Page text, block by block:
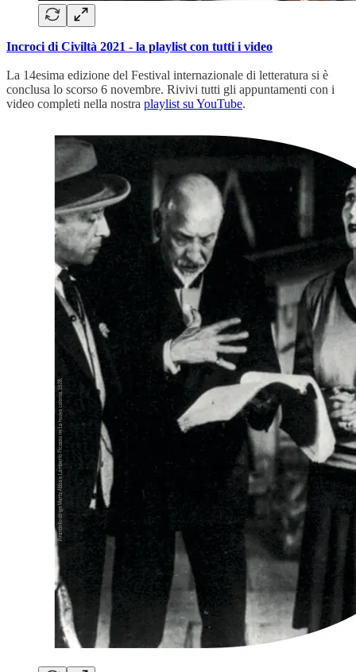
Incroci di Civiltà 2021 - la playlist con tutti i video
La 14esima edizione del Festival internazionale di letteratura si è
conclusa lo scorso 6 novembre. Rivivi tutti gli appuntamenti con i
video completi nella nostra playlist su YouTube.